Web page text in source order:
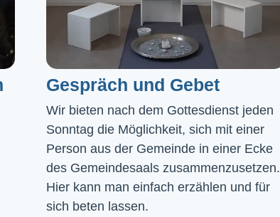
Gespräch und Gebet
Wir bieten nach dem Gottesdienst jeden
Sonntag die Möglichkeit, sich mit einer
Person aus der Gemeinde in einer Ecke
des Gemeindesaals zusammenzusetzen.
Hier kann man einfach erzählen und für
sich beten lassen.